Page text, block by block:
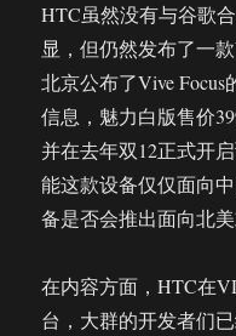
HTC虽然没有与谷歌
显，但仍然发布了一
北京公布了Vive
信息，魅力白版售价
并在去年双12正式开
能这款设备仅仅面向
备是否会推出面向北
在内容方面，HTC在
台，大群的开发者们